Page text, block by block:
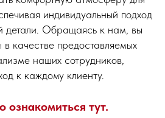
индивидуальный подход
детали. Обращаясь к нам, вы
качестве предоставляемых
наших сотрудников,
к каждому клиенту.
тут.